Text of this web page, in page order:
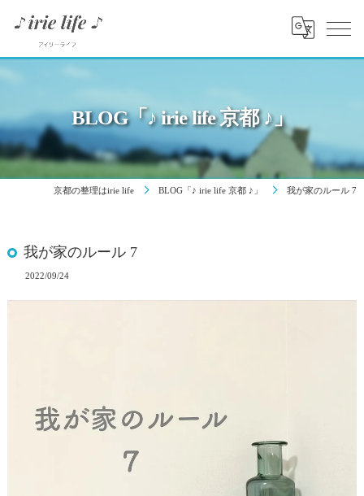
BLOG「♪ irie life 京都 ♪」
京都の整理はirie life BLOG「♪ irie life 京都 ♪」 我が家のルール 7
我が家のルール 7
2022/09/24